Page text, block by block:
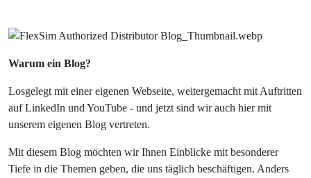
Warum ein Blog?
Losgelegt mit einer eigenen Webseite, weitergemacht mit Auftritten
auf LinkedIn und YouTube - und jetzt sind wir auch hier mit
unserem eigenen Blog vertreten.
Mit diesem Blog möchten wir Ihnen Einblicke mit besonderer
Tiefe in die Themen geben, die uns täglich beschäftigen. Anders